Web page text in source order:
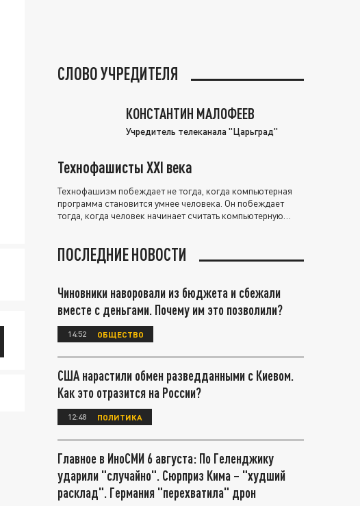
СЛОВО УЧРЕДИТЕЛЯ
КОНСТАНТИН МАЛОФЕЕВ
Учредитель телеканала "Царьград"
Технофашисты XXI века
Технофашизм побеждает не тогда, когда компьютерная
программа становится умнее человека. Он побеждает
тогда, когда человек начинает считать компьютерную
ПОСЛЕДНИЕ НОВОСТИ
Чиновники наворовали из бюджета и сбежали
вместе с деньгами. Почему им это позволили?
14:52 ОБЩЕСТВО
США нарастили обмен разведданными с Киевом.
Как это отразится на России?
12:48 ПОЛИТИКА
Главное в ИноСМИ 6 августа: По Геленджику
ударили "случайно". Сюрприз Кима – "худший
расклад". Германия "перехватила" дрон